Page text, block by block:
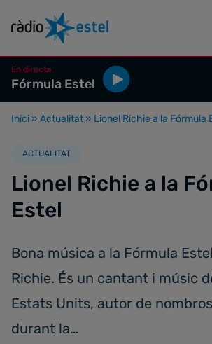
En directe
Fórmula Estel
Inici » Actualitat » Lionel Richie a la Fórmula
ACTUALITAT
Lionel Richie a la
Estel
Bona música a la Fórmula
Richie. És un cantant i músic
Estats Units, autor de
durant la…